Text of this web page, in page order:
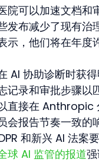
院可以加速文档和
发布减少了现有治
示，他们将在年度
AI 协助诊断时获
记录和审批步骤以
直接在 Anthropic
会报告节奏一致的
和新兴 AI 法案
球 AI 监管的报道